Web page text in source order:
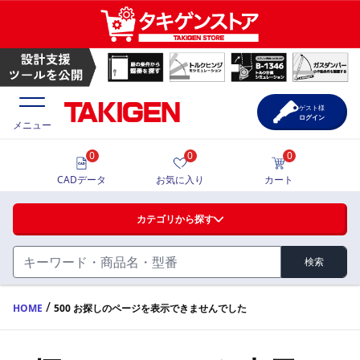
ハンドル・取手・つまみ・周辺機器
FA・A
蝶番・ステー・周辺機器
価格一覧
製品カタログ
メニュー
カテゴリから探す
検索
0
CADデータ
0
お気に入り
0
カート
ゲスト様
ログイン
HOME / 500 お探しのページを表示できませんでした